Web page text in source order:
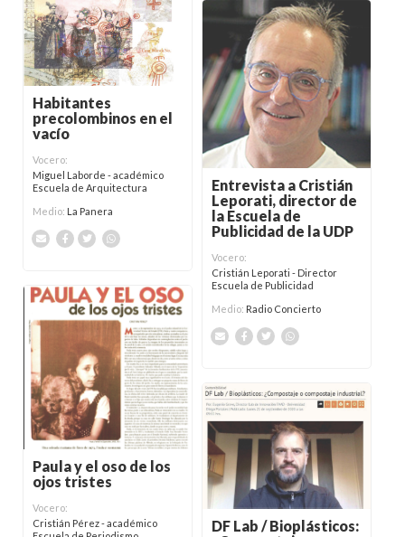
Habitantes
precolombinos en el
vacío
Vocero:
Miguel Laborde - académico
Escuela de Arquitectura
Medio: La Panera
Entrevista a Cristián
Leporati, director de
la Escuela de
Publicidad de la UDP
Vocero:
Cristián Leporati - Director
Escuela de Publicidad
Medio: Radio Concierto
Paula y el oso de los
ojos tristes
Vocero:
Cristián Pérez - académico
DF Lab / Bioplásticos: